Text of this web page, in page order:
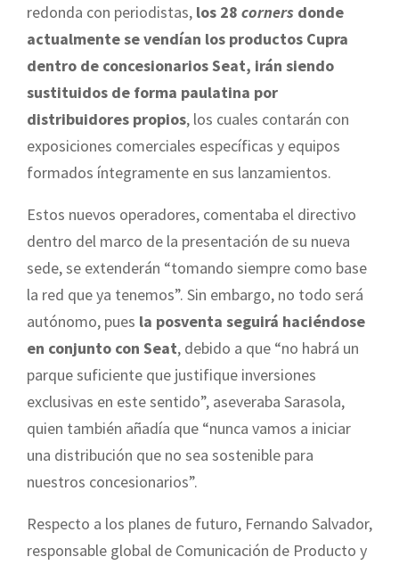
redonda con periodistas, los 28 corners donde
actualmente se vendían los productos Cupra
dentro de concesionarios Seat, irán siendo
sustituidos de forma paulatina por
distribuidores propios, los cuales contarán con
exposiciones comerciales específicas y equipos
formados íntegramente en sus lanzamientos.
Estos nuevos operadores, comentaba el directivo
dentro del marco de la presentación de su nueva
sede, se extenderán “tomando siempre como base
la red que ya tenemos”. Sin embargo, no todo será
autónomo, pues la posventa seguirá haciéndose
en conjunto con Seat, debido a que “no habrá un
parque suficiente que justifique inversiones
exclusivas en este sentido”, aseveraba Sarasola,
quien también añadía que “nunca vamos a iniciar
una distribución que no sea sostenible para
nuestros concesionarios”.
Respecto a los planes de futuro, Fernando Salvador,
responsable global de Comunicación de Producto y